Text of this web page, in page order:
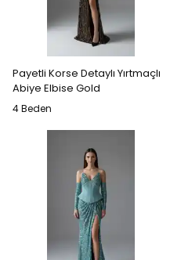
Payetli Korse Detaylı Yırtmaçlı
Abiye Elbise Gold
4 Beden